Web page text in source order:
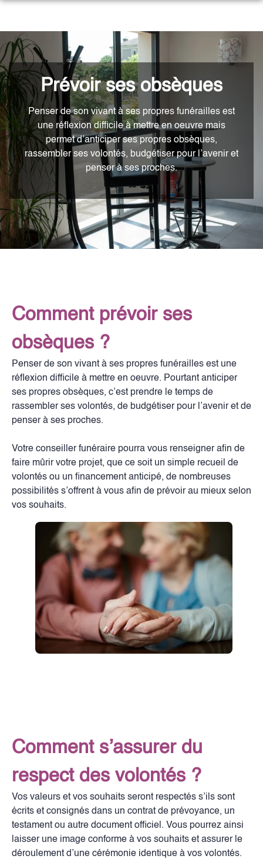
contenu
ORGANISER DES OBSÈQUES
PRÉVOIR SES OBSÈQUES
MONUMENTS FUNÉRAIRES
SERVICES AUX FAMILLES
NOTRE AGENCE
NOTRE CHAMBRE FUNERAIRE
ESPACES HOMMAGES
Prévoir ses obsèques
Penser de son vivant à ses propres funérailles est
une réflexion difficile à mettre en oeuvre mais
permet d’anticiper ses propres obsèques,
rassembler ses volontés, budgétiser pour l’avenir et
penser à ses proches.
Comment prévoir ses
obsèques ?
Penser de son vivant à ses propres funérailles est une
réflexion difficile à mettre en oeuvre. Pourtant anticiper
ses propres obsèques, c’est prendre le temps de
rassembler ses volontés, de budgétiser pour l’avenir et de
penser à ses proches.
Votre conseiller funéraire pourra vous renseigner afin de
faire mûrir votre projet, que ce soit un simple recueil de
volontés ou un financement anticipé, de nombreuses
possibilités s’offrent à vous afin de prévoir au mieux selon
vos souhaits.
Comment s’assurer du
respect des volontés ?
Vos valeurs et vos souhaits seront respectés s’ils sont
écrits et consignés dans un contrat de prévoyance, un
testament ou autre document officiel. Vous pourrez ainsi
laisser une image conforme à vos souhaits et assurer le
déroulement d’une cérémonie identique à vos volontés.